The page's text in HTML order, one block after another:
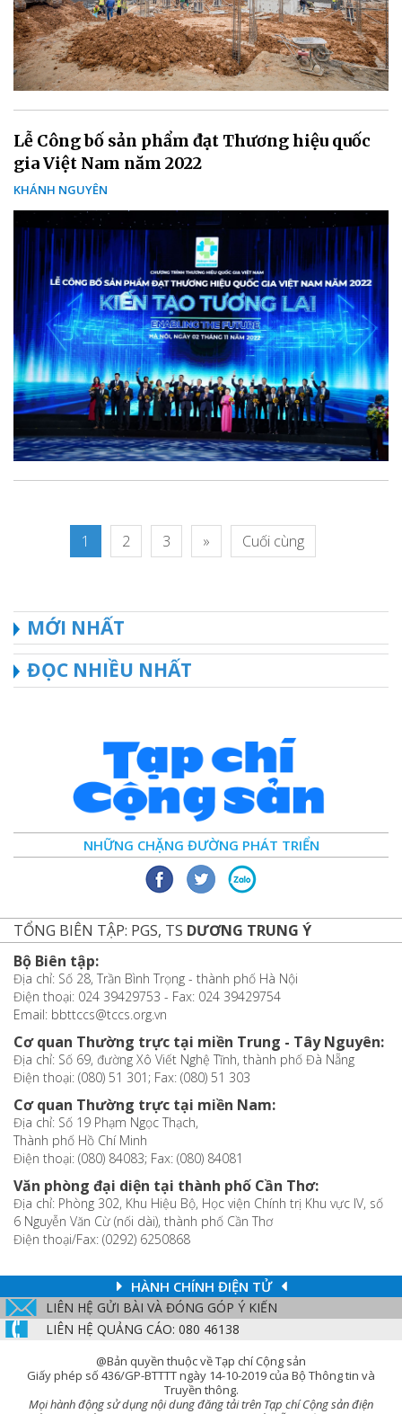
Lễ Công bố sản phẩm đạt Thương hiệu quốc
gia Việt Nam năm 2022
KHÁNH NGUYÊN
1 2 3 » Cuối cùng
MỚI NHẤT
ĐỌC NHIỀU NHẤT
NHỮNG CHẶNG ĐƯỜNG PHÁT TRIỂN
TỔNG BIÊN TẬP: PGS, TS DƯƠNG TRUNG Ý
Bộ Biên tập:
Địa chỉ: Số 28, Trần Bình Trọng - thành phố Hà Nội
Điện thoại: 024 39429753 - Fax: 024 39429754
Email: bbttccs@tccs.org.vn
Cơ quan Thường trực tại miền Trung - Tây Nguyên:
Địa chỉ: Số 69, đường Xô Viết Nghệ Tĩnh, thành phố Đà Nẵng
Điện thoại: (080) 51 301; Fax: (080) 51 303
Cơ quan Thường trực tại miền Nam:
Địa chỉ: Số 19 Phạm Ngọc Thạch,
Thành phố Hồ Chí Minh
Điện thoại: (080) 84083; Fax: (080) 84081
Văn phòng đại diện tại thành phố Cần Thơ:
Địa chỉ: Phòng 302, Khu Hiệu Bộ, Học viện Chính trị Khu vực IV, số
6 Nguyễn Văn Cừ (nối dài), thành phố Cần Thơ
Điện thoại/Fax: (0292) 6250868
HÀNH CHÍNH ĐIỆN TỬ
LIÊN HỆ GỬI BÀI VÀ ĐÓNG GÓP Ý KIẾN
LIÊN HỆ QUẢNG CÁO: 080 46138
@Bản quyền thuộc về Tạp chí Cộng sản
Giấy phép số 436/GP-BTTTT ngày 14-10-2019 của Bộ Thông tin và
Truyền thông.
Mọi hành động sử dụng nội dung đăng tải trên Tạp chí Cộng sản điện